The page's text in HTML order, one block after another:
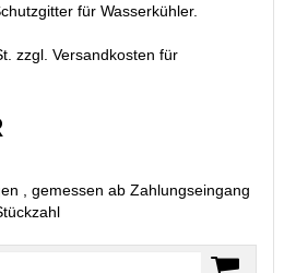
für Wasserkühler.
zzgl. Versandkosten für
, gemessen ab Zahlungseingang